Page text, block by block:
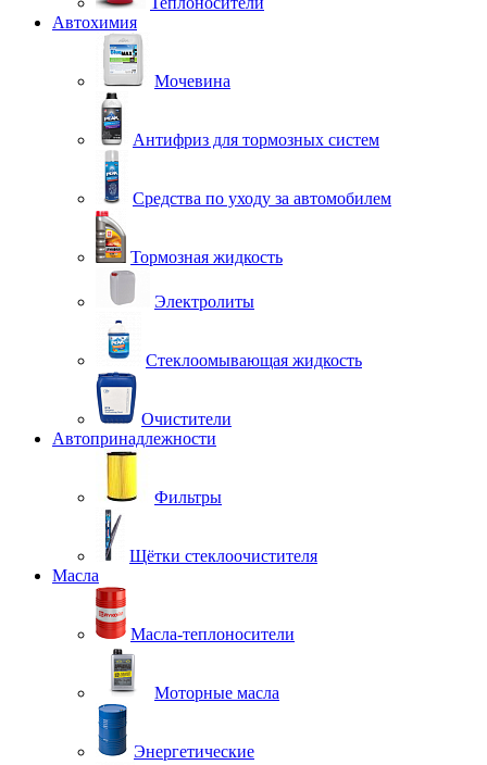
Автохимия
Мочевина
Антифриз для тормозных систем
Средства по уходу за автомобилем
Тормозная жидкость
Электролиты
Стеклоомывающая жидкость
Очистители
Автопринадлежности
Фильтры
Щётки стеклоочистителя
Масла
Масла-теплоносители
Моторные масла
Энергетические